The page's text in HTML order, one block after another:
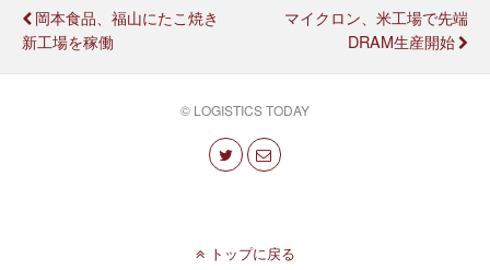
岡本食品、福山にたこ焼き
新工場を稼働
マイクロン、米工場で先端
DRAM生産開始
© LOGISTICS TODAY
トップに戻る